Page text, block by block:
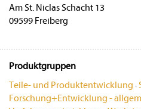
Am St. Niclas Schacht 13
09599 Freiberg
Produktgruppen
Teile- und Produktentwicklung ·
Forschung+Entwicklung -